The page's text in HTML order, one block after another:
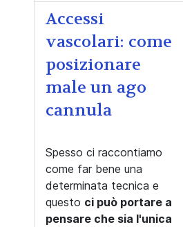
Accessi
vascolari: come
posizionare
male un ago
cannula
Spesso ci raccontiamo
come far bene una
determinata tecnica e
questo ci può portare a
pensare che sia l'unica